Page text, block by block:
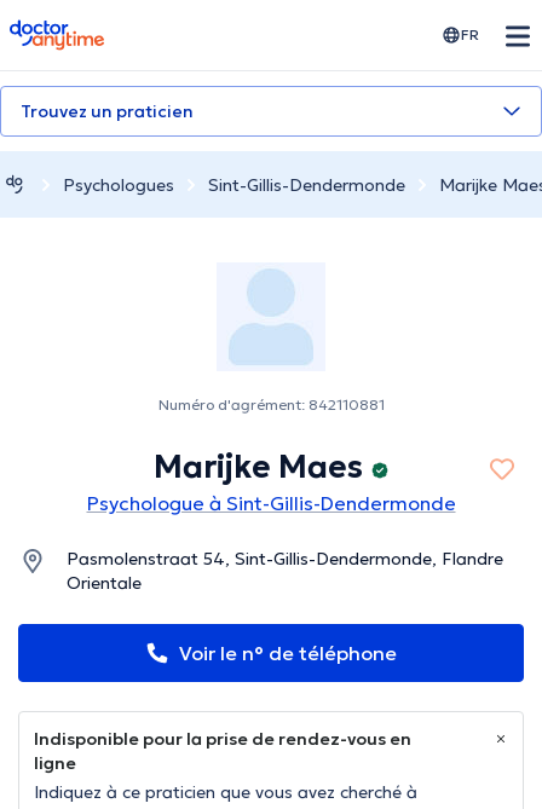
doctoranytime FR
Trouvez un praticien
Psychologues Sint-Gillis-Dendermonde Marijke
Numéro d'agrément: 842110881
Marijke Maes
Psychologue à Sint-Gillis-Dendermonde
Pasmolenstraat 54, Sint-Gillis-Dendermonde, Flandre
Orientale
Voir le n° de téléphone
Indisponible pour la prise de rendez-vous en
ligne
Indiquez à ce praticien que vous avez cherché à